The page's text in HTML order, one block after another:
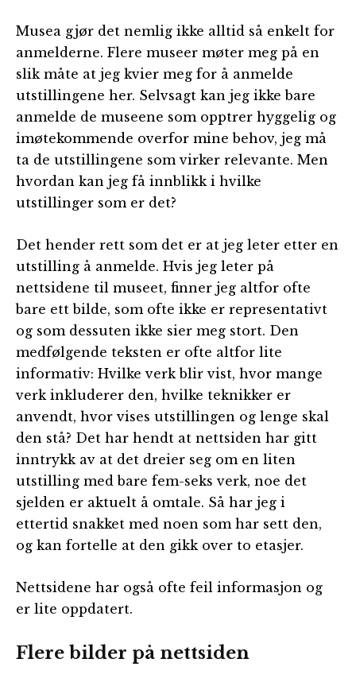
Musea gjør det nemlig ikke alltid så enkelt for
anmelderne. Flere museer møter meg på en
slik måte at jeg kvier meg for å anmelde
utstillingene her. Selvsagt kan jeg ikke bare
anmelde de museene som opptrer hyggelig og
imøtekommende overfor mine behov, jeg må
ta de utstillingene som virker relevante. Men
hvordan kan jeg få innblikk i hvilke
utstillinger som er det?
Det hender rett som det er at jeg leter etter en
utstilling å anmelde. Hvis jeg leter på
nettsidene til museet, finner jeg altfor ofte
bare ett bilde, som ofte ikke er representativt
og som dessuten ikke sier meg stort. Den
medfølgende teksten er ofte altfor lite
informativ: Hvilke verk blir vist, hvor mange
verk inkluderer den, hvilke teknikker er
anvendt, hvor vises utstillingen og lenge skal
den stå? Det har hendt at nettsiden har gitt
inntrykk av at det dreier seg om en liten
utstilling med bare fem-seks verk, noe det
sjelden er aktuelt å omtale. Så har jeg i
ettertid snakket med noen som har sett den,
og kan fortelle at den gikk over to etasjer.
Nettsidene har også ofte feil informasjon og
er lite oppdatert.
Flere bilder på nettsiden